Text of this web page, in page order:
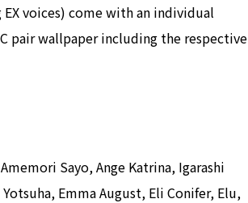
voices) come with an individual
pair wallpaper including the respective
Sayo, Ange Katrina, Igarashi
Emma August, Eli Conifer, Elu,